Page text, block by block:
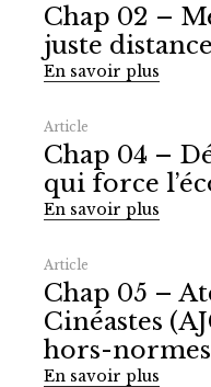
Chap 02 –
juste
En savoir plus
Article
Chap 04 –
qui force
En savoir plus
Article
Chap 05 –
Cinéastes
hors-normes
En savoir plus